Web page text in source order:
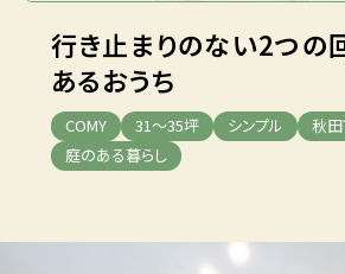
行き止まりのない2つの
あるおうち
COMY 31～35坪 シンプル 秋
庭のある暮らし